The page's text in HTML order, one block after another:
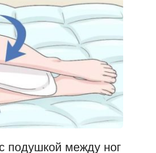
подушкой между ног